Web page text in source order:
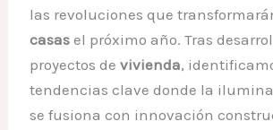
las revoluciones que
casas el próximo año. Tras
proyectos devivienda,
tendencias clave donde la
se fusiona con innovación